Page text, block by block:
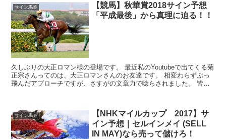
サイン馬券
【競馬】秋華賞2018サイン予想
「平成最後」から真理に迫る！！
久しぶりの大正ロマン様の登場です。 最近私のYoutubeで出てくる菊
正宗さんってのは、大正ロマンさんのお友達です。 相変わらずぶっ
飛んだアプローチですが、さすがの文章力で唸らされました。 皆様
サイン馬券
【NHKマイルカップ 2017】サ
イン予想｜セルインメイ (SELL
IN MAY)なら売って儲けろ！